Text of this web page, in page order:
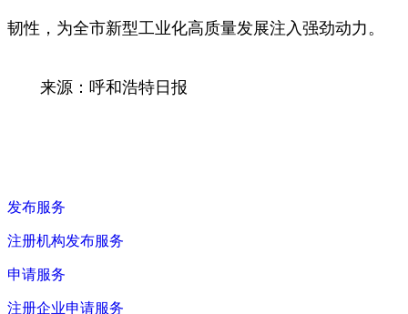
韧性，为全市新型工业化高质量发展注入强劲动力。
来源：呼和浩特日报
发布服务
注册机构发布服务
申请服务
注册企业申请服务